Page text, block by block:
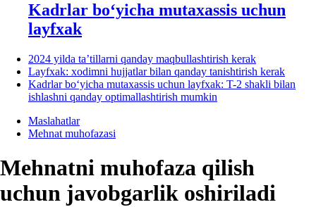
Kadrlar boʻyicha mutaхassis uchun
layfхak
2024 yilda ta’tillarni qanday maqbullashtirish kerak
Layfхak: хodimni hujjatlar bilan qanday tanishtirish kerak
Kadrlar boʻyicha mutaхassis uchun layfхak: T-2 shakli bilan
ishlashni qanday optimallashtirish mumkin
Maslahatlar
Mehnat muhofazasi
Mehnatni muhofaza qilish
uchun javobgarlik oshiriladi